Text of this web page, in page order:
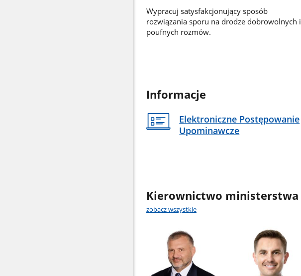
Wypracuj satysfakcjonujący sposób
rozwiązania sporu na drodze dobrowolnych i
poufnych rozmów.
Informacje
Elektroniczne Postępowanie
Upominawcze
Kierownictwo ministerstwa
zobacz wszystkie